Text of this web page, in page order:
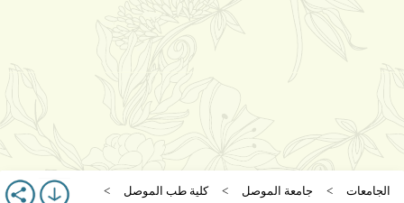
الجامعات جامعة الموصل كلية طب الموصل